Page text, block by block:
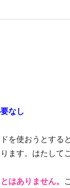
なし
を使おうとする
ます。はたして
はありません。